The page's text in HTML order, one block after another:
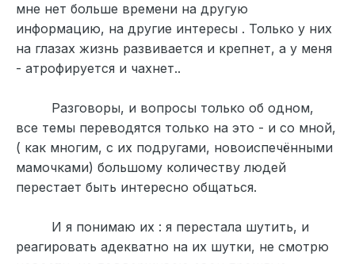
мне нет больше времени на другую
информацию, на другие интересы . Только у них
на глазах жизнь развивается и крепнет, а у меня
- атрофируется и чахнет..
Разговоры, и вопросы только об одном,
все темы переводятся только на это - и со мной,
( как многим, с их подругами, новоиспечёнными
мамочками) большому количеству людей
перестает быть интересно общаться.
И я понимаю их : я перестала шутить, и
реагировать адекватно на их шутки, не смотрю